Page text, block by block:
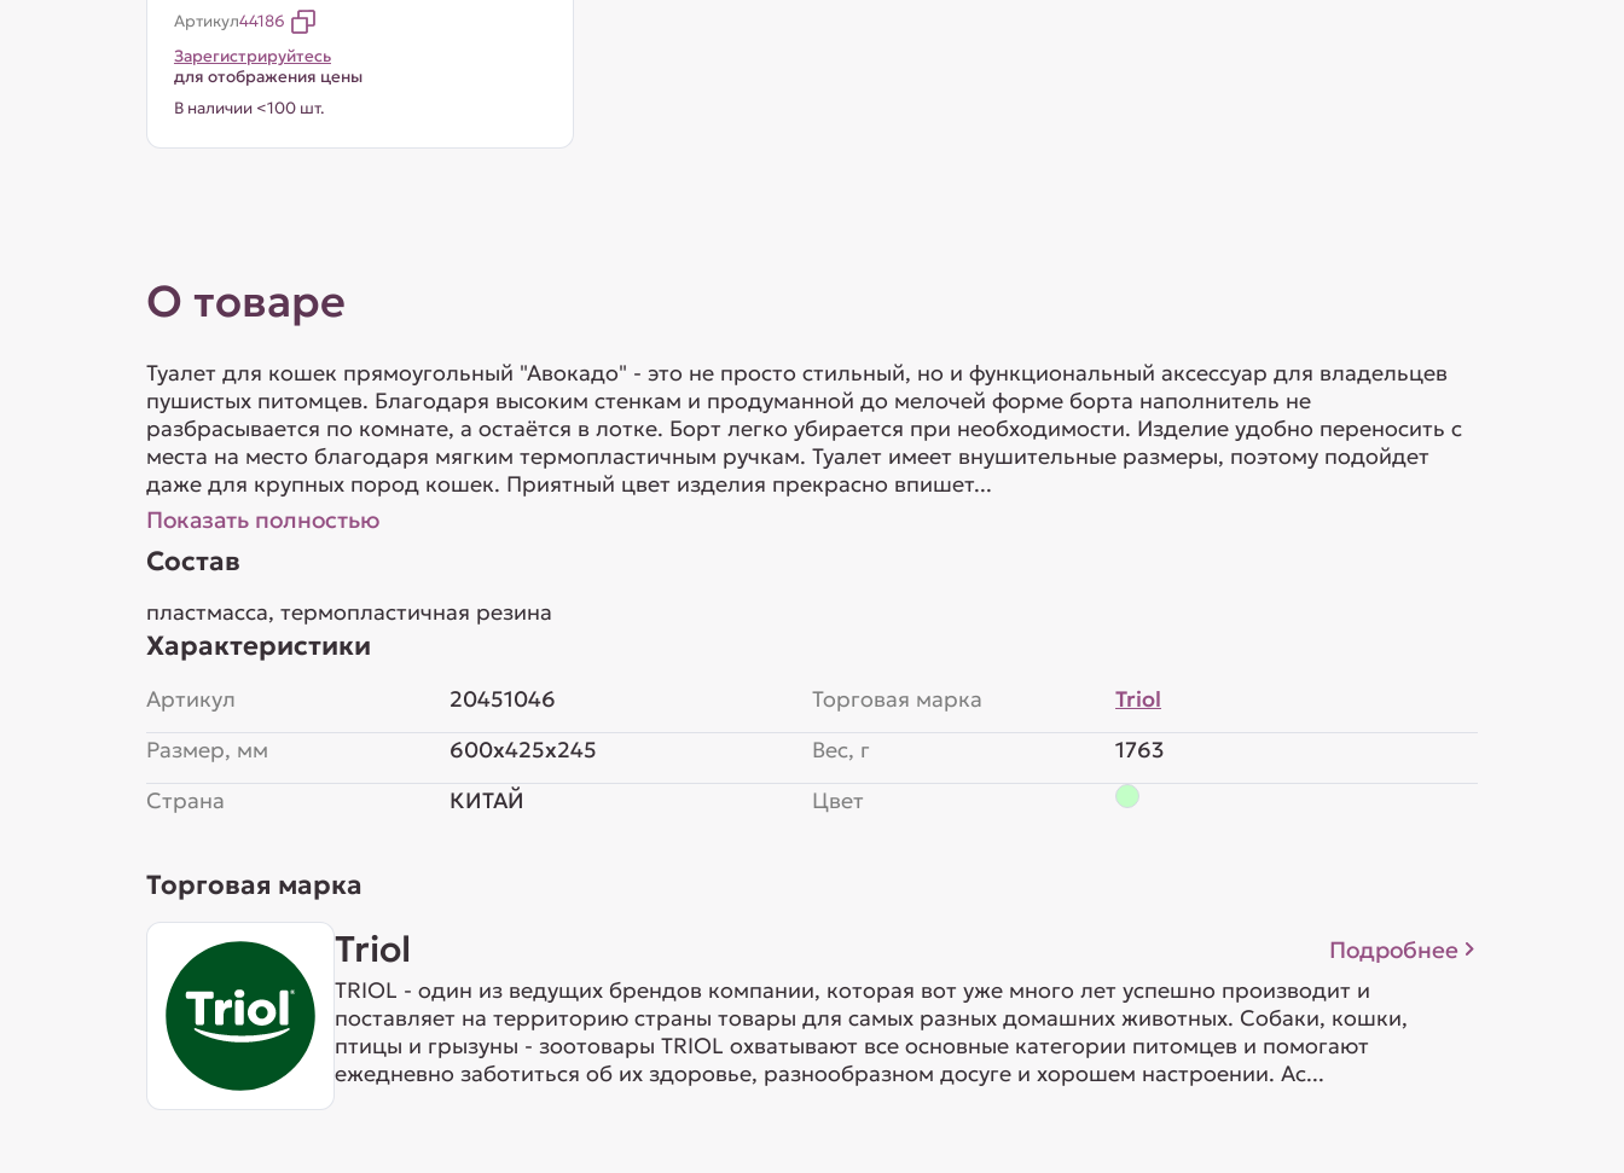
Артикул44186
Зарегистрируйтесь
для отображения цены
В наличии <100 шт.
О товаре
Туалет для кошек прямоугольный "Авокадо" - это не просто стильный, но и функциональный аксессуар для владельцев
пушистых питомцев. Благодаря высоким стенкам и продуманной до мелочей форме борта наполнитель не
разбрасывается по комнате, а остаётся в лотке. Борт легко убирается при необходимости. Изделие удобно переносить с
места на место благодаря мягким термопластичным ручкам. Туалет имеет внушительные размеры, поэтому подойдет
даже для крупных пород кошек. Приятный цвет изделия прекрасно впишет...
Показать полностью
Состав
пластмасса, термопластичная резина
Характеристики
Артикул
20451046
Размер, мм
600x425x245
Страна
КИТАЙ
Торговая марка
Triol
Вес, г
1763
Цвет
Торговая марка
Triol Подробнее
TRIOL - один из ведущих брендов компании, которая вот уже много лет успешно производит и
поставляет на территорию страны товары для самых разных домашних животных. Собаки, кошки,
птицы и грызуны - зоотовары TRIOL охватывают все основные категории питомцев и помогают
ежедневно заботиться об их здоровье, разнообразном досуге и хорошем настроении. Ас...